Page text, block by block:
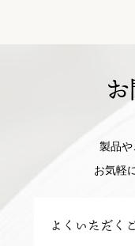
製品や
お気軽
よくいただく